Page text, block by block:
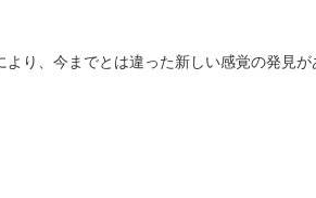
り、今までとは違った新しい感覚の発見が